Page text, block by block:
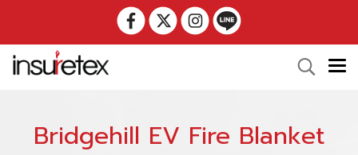
Bridgehill EV Fire Blanket